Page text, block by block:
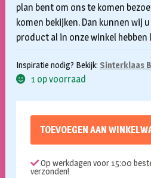
plan bent om ons te komen
komen bekijken. Dan kunnen wij
product al in onze winkel hebben
Inspiratie nodig? Bekijk: Sinterklaas
1 op voorraad
TOEVOEGEN AAN
Op werkdagen voor 15:00
verzonden!